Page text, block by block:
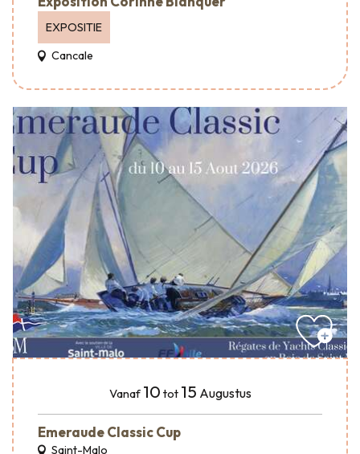
EXPOSITIE
Cancale
Vanaf 10 tot 15 Augustus
Emeraude Classic Cup
Saint-Malo